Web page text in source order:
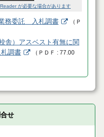
が必要な場合があります
務委託 入札調書 （ Ｐ
）アスベスト有無に関
調書
（ ＰＤＦ
77.00
せ